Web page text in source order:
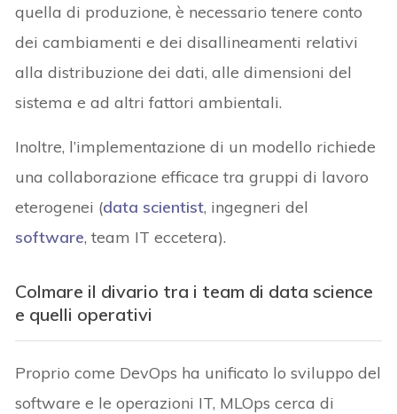
quella di produzione, è necessario tenere conto
dei cambiamenti e dei disallineamenti relativi
alla distribuzione dei dati, alle dimensioni del
sistema e ad altri fattori ambientali.
Inoltre, l’implementazione di un modello richiede
una collaborazione efficace tra gruppi di lavoro
eterogenei (data scientist, ingegneri del
software, team IT eccetera).
Colmare il divario tra i team di data science
e quelli operativi
Proprio come DevOps ha unificato lo sviluppo del
software e le operazioni IT, MLOps cerca di